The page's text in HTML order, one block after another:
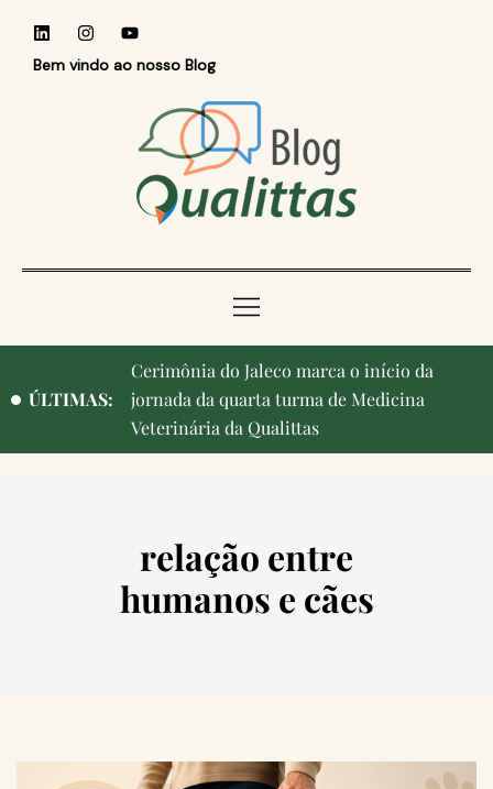
Bem vindo ao nosso Blog
ÚLTIMAS:
Cerimônia do Jaleco marca o início da
jornada da quarta turma de Medicina
Veterinária da Qualittas
relação entre
humanos e cães